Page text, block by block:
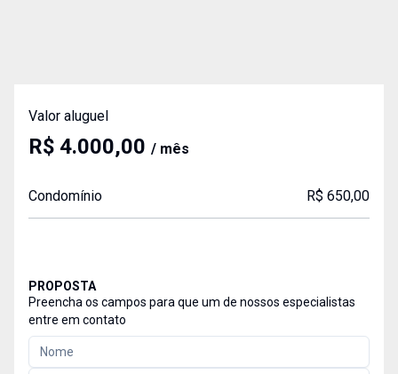
Valor aluguel
R$ 4.000,00 / mês
Condomínio R$ 650,00
PROPOSTA
Preencha os campos para que um de nossos especialistas
entre em contato